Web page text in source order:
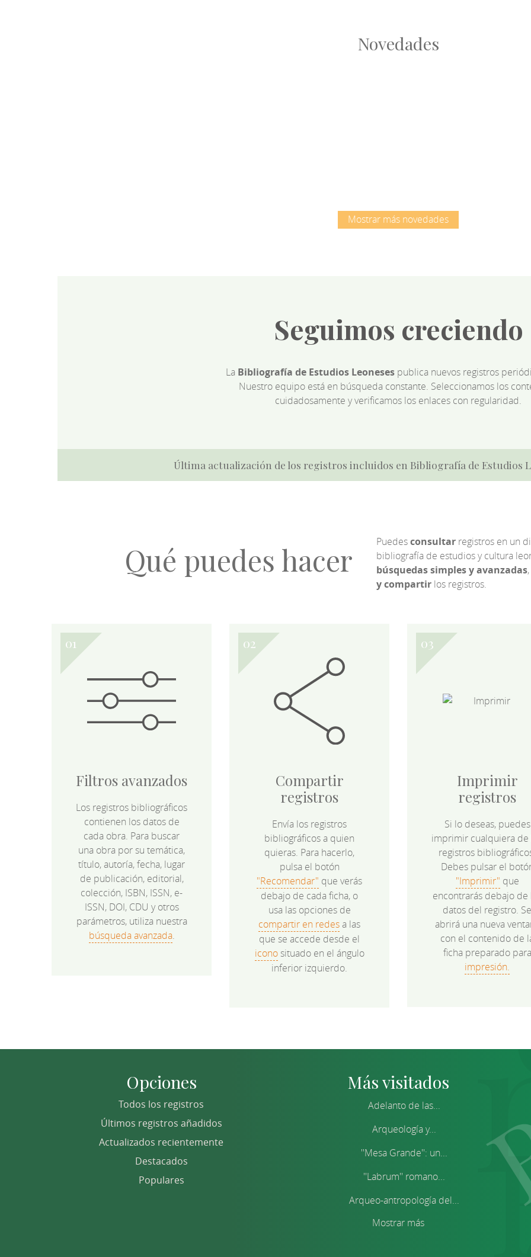
Novedades
Mostrar más novedades
Seguimos creciendo
La Bibliografía de Estudios Leonesespublica nuevos registros
Nuestro equipo está en búsqueda constante. Seleccionamos los
cuidadosamente y verificamos los enlaces con regularidad.
Última actualización de los registros incluidos en Bibliografía de Estudios
Qué puedes hacer Puedesconsultarregistros en un
bibliografía de estudios y cultura
búsquedas simples y avanzadas
y compartirlos registros.
Filtros avanzados
Los registros bibliográficos
contienen los datos de
cada obra. Para buscar
una obra por su temática,
título, autoría, fecha, lugar
de publicación, editorial,
colección, ISBN, ISSN, e-
ISSN, DOI, CDU y otros
parámetros, utiliza nuestra
búsqueda avanzada.
Compartir
registros
Envía los registros
bibliográficos a quien
quieras. Para hacerlo,
pulsa el botón
"Recomendar" que verás
debajo de cada ficha, o
usa las opciones de
compartir en redesa las
que se accede desde el
iconosituado en el ángulo
inferior izquierdo.
Imprimir
registros
Si lo deseas, puedes
imprimir cualquiera de
registros
Debes pulsar el
"Imprimir" que
encontrarás debajo de
datos del registro. Se
abrirá una nueva
con el contenido de
ficha preparado para
impresión.
Opciones
Todos los registros
Últimos registros añadidos
Actualizados recientemente
Destacados
Populares
Más visitados
Adelanto de las...
Arqueología y...
''Mesa Grande'': un...
''Labrum'' romano...
Arqueo-antropología del...
Mostrar más